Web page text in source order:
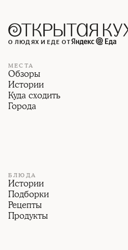
О ЛЮДЯХ И ЕДЕ ОТ
МЕСТА
Обзоры
Истории
Куда сходить
Города
БЛЮДА
Истории
Подборки
Рецепты
Продукты